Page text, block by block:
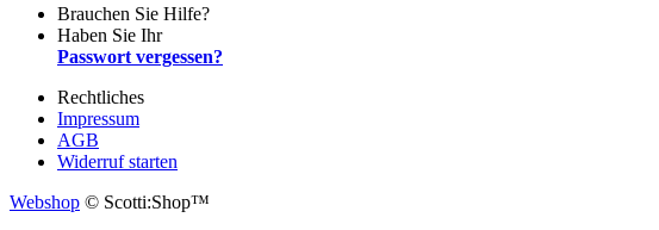
Brauchen Sie Hilfe?
Haben Sie Ihr
Passwort vergessen?
Rechtliches
Impressum
AGB
Widerruf starten
Webshop © Scotti:Shop™